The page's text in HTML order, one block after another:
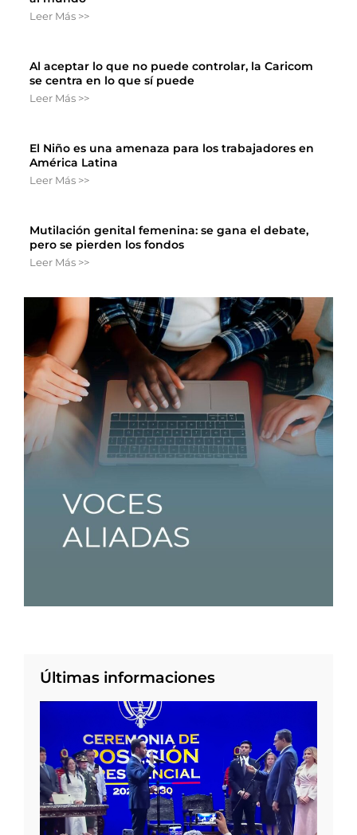
Leer Más >>
Al aceptar lo que no puede controlar, la Caricom
se centra en lo que sí puede
Leer Más >>
El Niño es una amenaza para los trabajadores en
América Latina
Leer Más >>
Mutilación genital femenina: se gana el debate,
pero se pierden los fondos
Leer Más >>
Últimas informaciones